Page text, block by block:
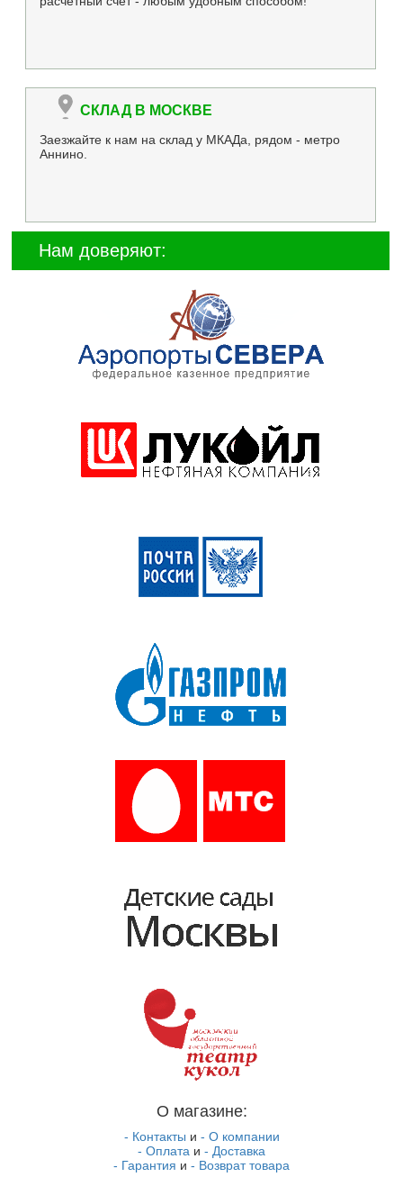
СКЛАД В МОСКВЕ
Заезжайте к нам на склад у МКАДа, рядом - метро
Аннино.
Нам доверяют:
О магазине:
- Контакты и - О компании
- Оплата и - Доставка
- Гарантия и - Возврат товара